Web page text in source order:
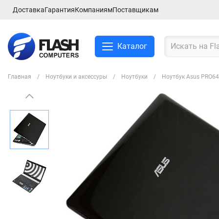
ДоставкаГарантияКомпаниямПоставщикам
Каталог
Главная Ноутбуки и аксессуры Ноутбуки Ноутбук Asus
Ноутбуки и аксессуры
Компьютеры и
комплектующие
Сетевое оборудование
ТВ, Аудио и Видео